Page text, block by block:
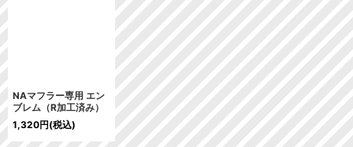
NAマフラー専用 エン
ブレム（R加工済み）
1,320円(税込)